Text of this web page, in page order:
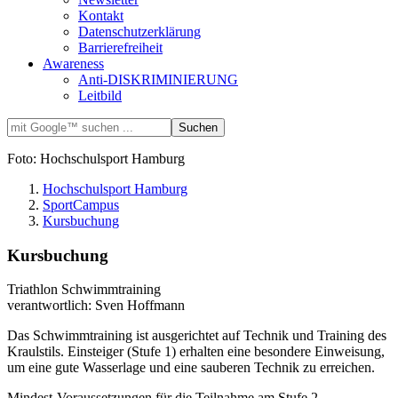
Kontakt
Datenschutzerklärung
Barrierefreiheit
Awareness
Anti-DISKRIMINIERUNG
Leitbild
Foto: Hochschulsport Hamburg
Hochschulsport Hamburg
SportCampus
Kursbuchung
Kursbuchung
Triathlon Schwimmtraining
verantwortlich: Sven Hoffmann
Das Schwimmtraining ist ausgerichtet auf Technik und Training des
Kraulstils. Einsteiger (Stufe 1) erhalten eine besondere Einweisung,
um eine gute Wasserlage und eine sauberen Technik zu erreichen.